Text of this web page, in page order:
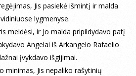
Jis pasiekė išmintį ir malda
lygmenyse.
meldėsi, ir Jo malda pripildydavo patį
Angelai iš Arkangelo Rafaelio
įvykdavo išgijimai.
minimas, Jis nepaliko rašytinių